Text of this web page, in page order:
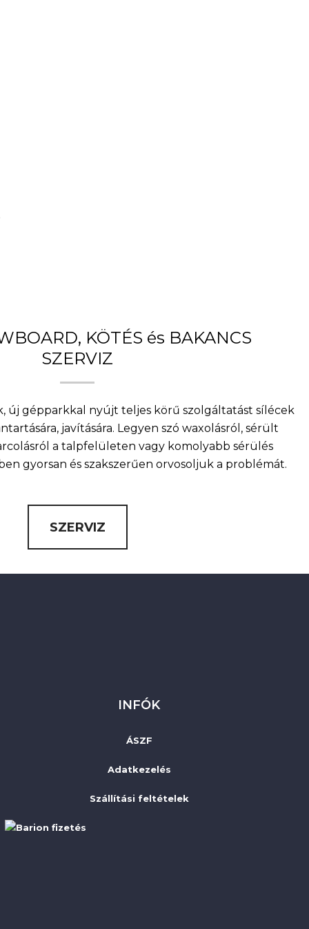
KÖTÉS és BAKANCS
SZERVIZ
új gépparkkal nyújt teljes körű szolgáltatást sílécek
javítására. Legyen szó waxolásról, sérült
a talpfelületen vagy komolyabb sérülés
gyorsan és szakszerűen orvosoljuk a problémát.
SZERVIZ
INFÓK
ÁSZF
Adatkezelés
Szállítási feltételek